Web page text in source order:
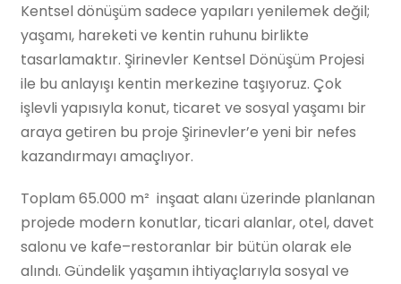
Kentsel dönüşüm sadece yapıları yenilemek değil;
yaşamı, hareketi ve kentin ruhunu birlikte
tasarlamaktır. Şirinevler Kentsel Dönüşüm Projesi
ile bu anlayışı kentin merkezine taşıyoruz. Çok
işlevli yapısıyla konut, ticaret ve sosyal yaşamı bir
araya getiren bu proje Şirinevler’e yeni bir nefes
kazandırmayı amaçlıyor.
Toplam 65.000 m² inşaat alanı üzerinde planlanan
projede modern konutlar, ticari alanlar, otel, davet
salonu ve kafe–restoranlar bir bütün olarak ele
alındı. Gündelik yaşamın ihtiyaçlarıyla sosyal ve